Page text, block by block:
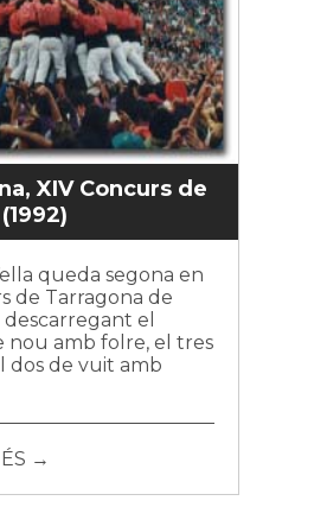
XIV Concurs de
queda segona en
de Tarragona de
descarregant el
nou amb folre, el tres
dos de vuit amb
→